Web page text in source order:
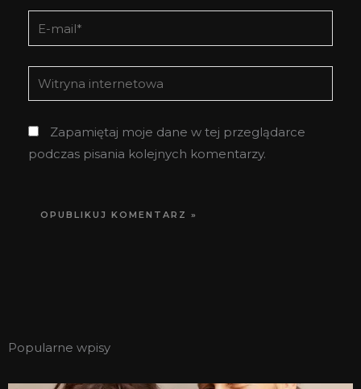
E-
mail*
Witryna
internetowa
Zapamiętaj moje dane w tej przeglądarce
podczas pisania kolejnych komentarzy.
Popularne wpisy